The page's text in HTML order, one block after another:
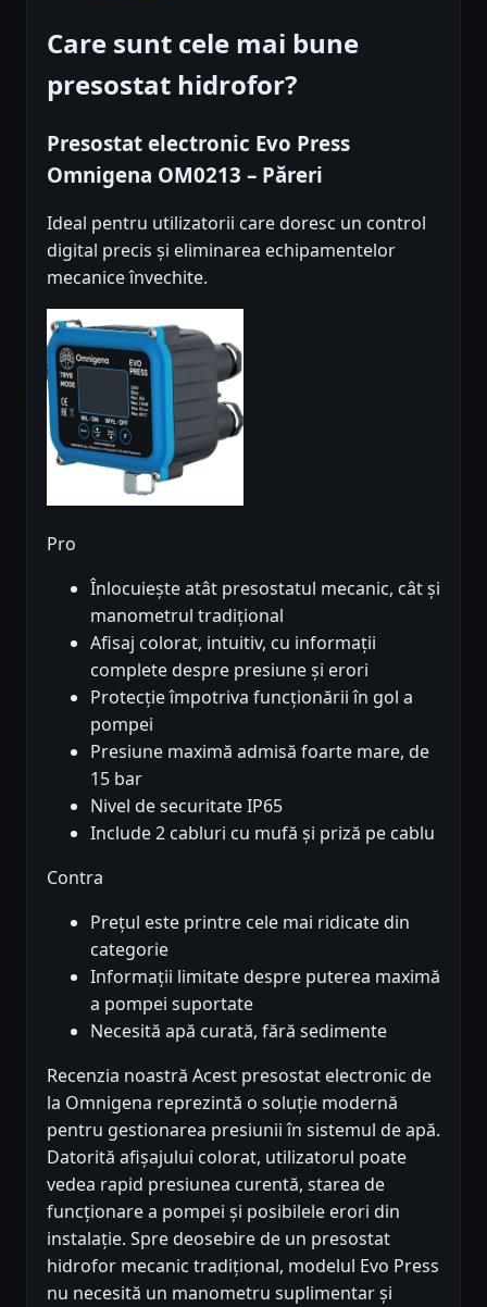
Care sunt cele mai bune
presostat hidrofor?
Presostat electronic Evo Press
Omnigena OM0213 – Păreri
Ideal pentru utilizatorii care doresc un control
digital precis și eliminarea echipamentelor
mecanice învechite.
Pro
Înlocuiește atât presostatul mecanic, cât și
manometrul tradițional
Afisaj colorat, intuitiv, cu informații
complete despre presiune și erori
Protecție împotriva funcționării în gol a
pompei
Presiune maximă admisă foarte mare, de
15 bar
Nivel de securitate IP65
Include 2 cabluri cu mufă și priză pe cablu
Contra
Prețul este printre cele mai ridicate din
categorie
Informații limitate despre puterea maximă
a pompei suportate
Necesită apă curată, fără sedimente
Recenzia noastră Acest presostat electronic de
la Omnigena reprezintă o soluție modernă
pentru gestionarea presiunii în sistemul de apă.
Datorită afișajului colorat, utilizatorul poate
vedea rapid presiunea curentă, starea de
funcționare a pompei și posibilele erori din
instalație. Spre deosebire de un presostat
hidrofor mecanic tradițional, modelul Evo Press
nu necesită un manometru suplimentar și